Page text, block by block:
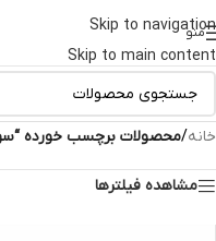
Skip to navigation
Skip to main content
منو
خانه/محصولات برچسب خورده
مشاهده فیلترها